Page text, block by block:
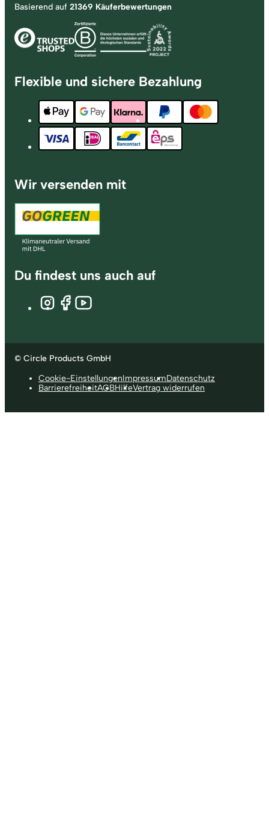
Basierend auf 21369 Käuferbewertungen
Flexible und sichere Bezahlung
Wir versenden mit
Du findest uns auch auf
© Circle Products GmbH
Cookie-EinstellungenImpressumDatenschutz
BarrierefreiheitAGBHilfeVertrag widerrufen